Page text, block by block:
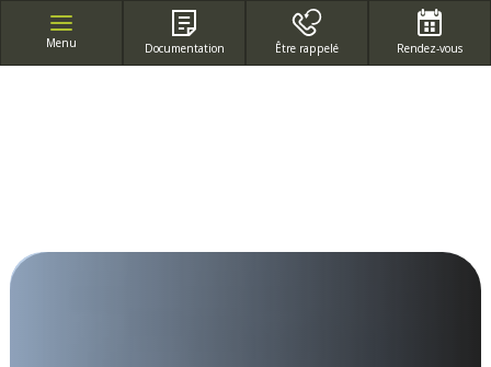
Menu Documentation Être rappelé Rendez-vous
APPEL GRATUIT DEPUIS UN POSTE FIXE